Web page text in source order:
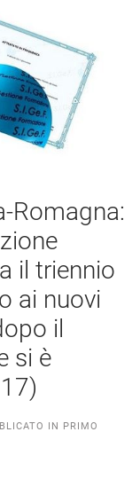
Romagna:
il triennio
ai nuovi
il
si è
IN PRIMO